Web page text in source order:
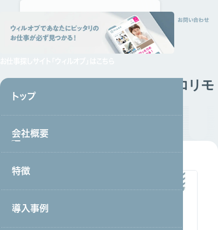
資料請求 お問い合わせ
採用情報
トップ
会社概要
会社概要トップ
事業戦略・事業領域
特徴
導入事例
オンライン接客サービス「プロリモ
スタッフ」概要